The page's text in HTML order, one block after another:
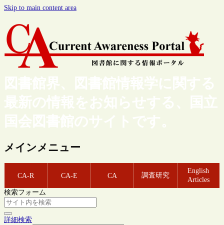
Skip to main content area
図書館界、図書館情報学に関する
最新の情報をお知らせする、国立
国会図書館のサイトです。
メインメニュー
CA-R CA-E CA 調査研究
English
Articles
検索フォーム
詳細検索